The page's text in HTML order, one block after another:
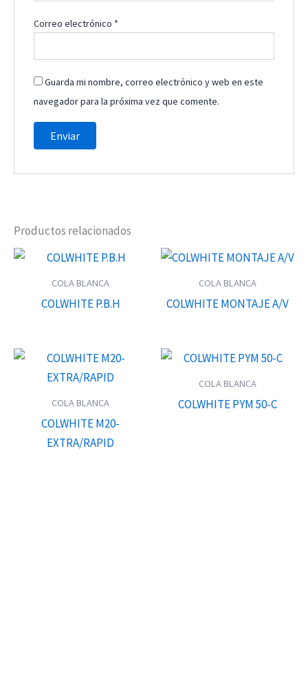
Correo electrónico *
Guarda mi nombre, correo electrónico y web en este
navegador para la próxima vez que comente.
Productos relacionados
COLA BLANCA
COLWHITE P.B.H
COLA BLANCA
COLWHITE MONTAJE A/V
COLA BLANCA
COLWHITE M20-
EXTRA/RAPID
COLA BLANCA
COLWHITE PYM 50-C